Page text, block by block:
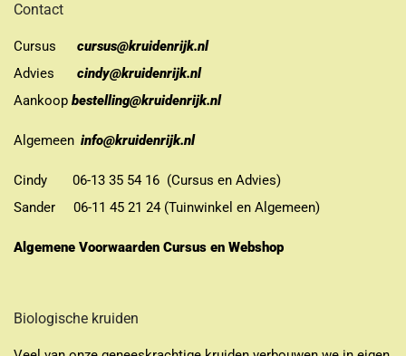
Contact
Cursus
cursus@kruidenrijk.nl
Advies
cindy@kruidenrijk.nl
Aankoop bestelling@kruidenrijk.nl
Algemeen info@kruidenrijk.nl
Cindy 06-13 35 54 16 (Cursus en Advies)
Sander 06-11 45 21 24 (Tuinwinkel en Algemeen)
Algemene Voorwaarden Cursus en Webshop
Biologische kruiden